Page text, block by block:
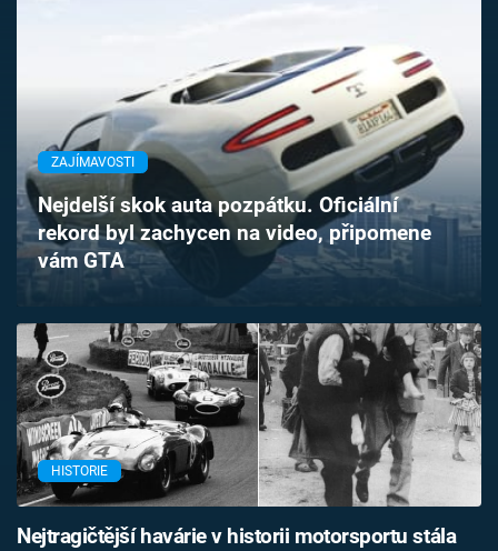
TV Program
Časopis
Sledujte prima+
Sledujte nás
ZAJÍMAVOSTI
Nejdelší skok auta pozpátku. Oficiální
rekord byl zachycen na video, připomene
vám GTA
HISTORIE
Nejtragičtější havárie v historii motorsportu stála